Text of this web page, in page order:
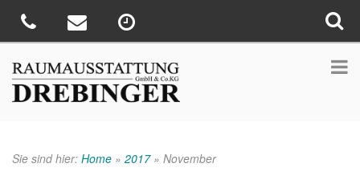
Sie sind hier: Home » 2017» November